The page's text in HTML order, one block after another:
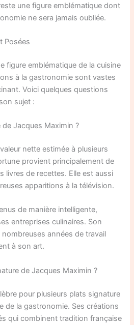
une figure emblématique dont
ne sera jamais oubliée.
Posées
figure emblématique de la cuisine
à la gastronomie sont vastes
Voici quelques questions
sujet :
de Jacques Maximin ?
nette estimée à plusieurs
provient principalement de
livres de recettes. Elle est aussi
apparitions à la télévision.
de manière intelligente,
entreprises culinaires. Son
années de travail
à son art.
de Jacques Maximin ?
pour plusieurs plats signature
de la gastronomie. Ses créations
qui combinent tradition française